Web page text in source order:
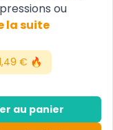
ou
la suite
€ 🔥
au panier